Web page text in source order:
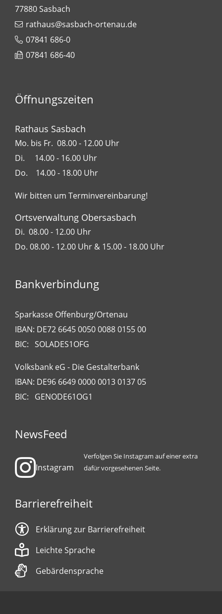
77880Sasbach
rathaus@sasbach-ortenau.de
07841 686-0
07841 686-40
Öffnungszeiten
Rathaus Sasbach
Mo. bis Fr. 08.00 - 12.00 Uhr
Di. 14.00 - 16.00 Uhr
Do. 14.00 - 18.00 Uhr
Wir bitten um Terminvereinbarung!
Ortsverwaltung Obersasbach
Di. 08.00 - 12.00 Uhr
Do. 08.00 - 12.00 Uhr & 15.00 - 18.00 Uhr
Bankverbindung
Sparkasse Offenburg/Ortenau
IBAN: DE72 6645 0050 0088 0155 00
BIC: SOLADES1OFG
Volksbank eG - Die Gestalterbank
IBAN: DE96 6649 0000 0013 0137 05
BIC: GENODE61OG1
NewsFeed
Instagram
Verfolgen Sie Instagram auf einer extra
dafür vorgesehenen Seite.
Barrierefreiheit
Erklärung zur Barrierefreiheit
Leichte Sprache
Gebärdensprache